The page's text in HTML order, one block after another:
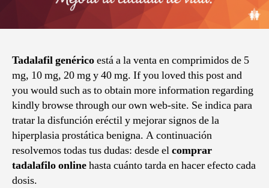
Tadalafil genéricoestá a la venta en comprimidos de 5
mg, 10 mg, 20 mg y 40 mg. If you loved this post and
you would such as to obtain more information regarding
kindly browse through our own web-site. Se indica para
tratar la disfunción eréctil y mejorar signos de la
hiperplasia prostática benigna. A continuación
resolvemos todas tus dudas: desde elcomprar
tadalafilo onlinehasta cuánto tarda en hacer efecto cada
dosis.